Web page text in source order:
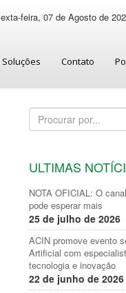
feira, 07 de Agosto de
Soluções Contato
ULTIMAS
NOTA OFICIAL: O
pode esperar mais
25 de julho de 2026
ACIN promove evento
Artificial com
tecnologia e inovação
22 de junho de 2026